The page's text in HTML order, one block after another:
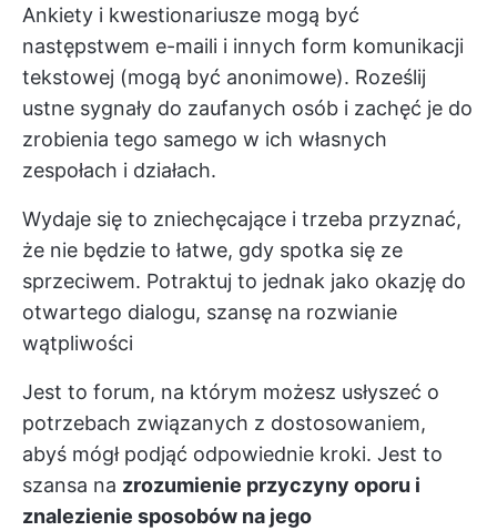
Ankiety i kwestionariusze mogą być
następstwem e-maili i innych form komunikacji
tekstowej (mogą być anonimowe). Roześlij
ustne sygnały do zaufanych osób i zachęć je do
zrobienia tego samego w ich własnych
zespołach i działach.
Wydaje się to zniechęcające i trzeba przyznać,
że nie będzie to łatwe, gdy spotka się ze
sprzeciwem. Potraktuj to jednak jako okazję do
otwartego dialogu, szansę na rozwianie
wątpliwości
Jest to forum, na którym możesz usłyszeć o
potrzebach związanych z dostosowaniem,
abyś mógł podjąć odpowiednie kroki. Jest to
szansa na zrozumienie przyczyny oporu i
znalezienie sposobów na jego